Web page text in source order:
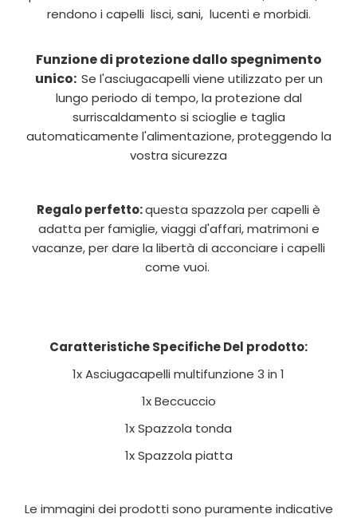
rendono i capelli lisci, sani, lucenti e morbidi.
Funzione di protezione dallo spegnimento
unico: Se l'asciugacapelli viene utilizzato per un
lungo periodo di tempo, la protezione dal
surriscaldamento si scioglie e taglia
automaticamente l'alimentazione, proteggendo la
vostra sicurezza
Regalo perfetto:questa spazzola per capelli è
adatta per famiglie, viaggi d'affari, matrimoni e
vacanze, per dare la libertà di acconciare i capelli
come vuoi.
Caratteristiche Specifiche Del prodotto:
1x Asciugacapelli multifunzione 3 in 1
1x Beccuccio
1x Spazzola tonda
1x Spazzola piatta
Le immagini dei prodotti sono puramente indicative